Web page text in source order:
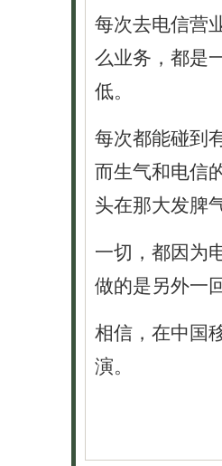
每次去电信营
么业务，都是
低。
每次都能碰到
而生气和电信
头在那大发脾
一切，都因为
做的是另外一
相信，在中国
演。